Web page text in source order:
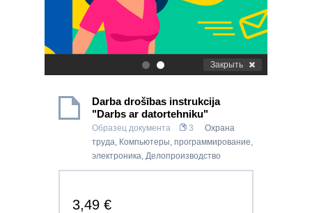
. Закрыть
Darba drošības instrukcija
"Darbs ar datortehniku"
Образец документа 3
Охрана
труда, Компьютеры, программирование,
электроника, Делопроизводство
3,49 €